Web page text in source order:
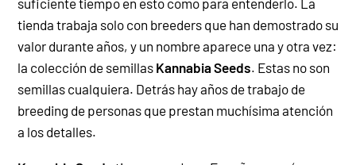
tienda trabaja solo con breeders que han demostrado su
valor durante años, y un nombre aparece una y otra vez:
la colección de semillas Kannabia Seeds. Estas no son
semillas cualquiera. Detrás hay años de trabajo de
breeding de personas que prestan muchísima atención
a los detalles.